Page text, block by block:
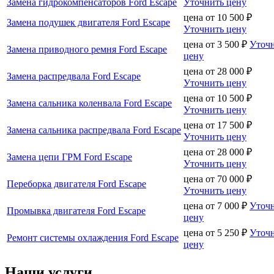
Замена подушек двигателя Ford Escape
цена от 10 500 ₽
Уточнить цену
Замена приводного ремня Ford Escape
цена от 3 500 ₽
цену
Замена распредвала Ford Escape
цена от 28 000 ₽
Уточнить цену
Замена сальника коленвала Ford Escape
цена от 10 500 ₽
Уточнить цену
Замена сальника распредвала Ford Escape цена от 17 500 ₽
Уточнить цену
Замена цепи ГРМ Ford Escape
цена от 28 000 ₽
Уточнить цену
Переборка двигателя Ford Escape
цена от 70 000 ₽
Уточнить цену
Промывка двигателя Ford Escape
цена от 7 000 ₽
цену
Ремонт системы охлаждения Ford Escape цена от 5 250 ₽
цену